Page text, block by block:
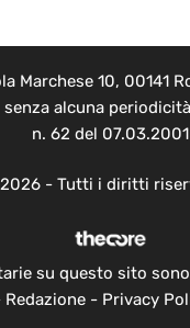
Marchese 10, 00141
alcuna
n. 62 del 07.03.2001
- Tutti i diritti
su questo sito
Redazione- Privacy